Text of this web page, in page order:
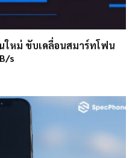
นใหม่ ขับเคลื่อนสมาร์ทโฟน
s